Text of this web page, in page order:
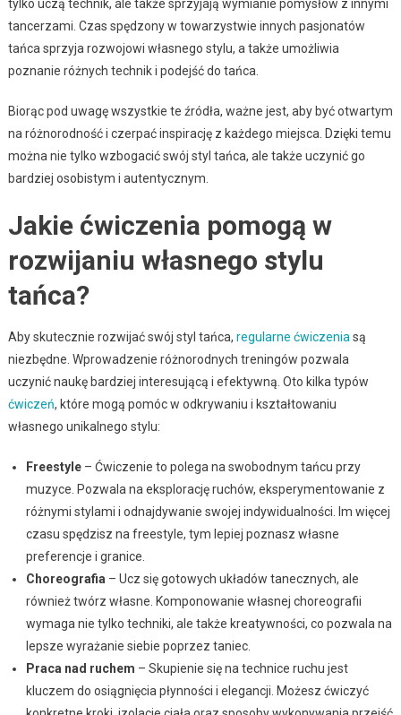
tylko uczą technik, ale także sprzyjają wymianie pomysłów z innymi
tancerzami. Czas spędzony w towarzystwie innych pasjonatów
tańca sprzyja rozwojowi własnego stylu, a także umożliwia
poznanie różnych technik i podejść do tańca.
Biorąc pod uwagę wszystkie te źródła, ważne jest, aby być otwartym
na różnorodność i czerpać inspirację z każdego miejsca. Dzięki temu
można nie tylko wzbogacić swój styl tańca, ale także uczynić go
bardziej osobistym i autentycznym.
Jakie ćwiczenia pomogą w
rozwijaniu własnego stylu
tańca?
Aby skutecznie rozwijać swój styl tańca, regularne ćwiczeniasą
niezbędne. Wprowadzenie różnorodnych treningów pozwala
uczynić naukę bardziej interesującą i efektywną. Oto kilka typów
ćwiczeń, które mogą pomóc w odkrywaniu i kształtowaniu
własnego unikalnego stylu:
Freestyle– Ćwiczenie to polega na swobodnym tańcu przy
muzyce. Pozwala na eksplorację ruchów, eksperymentowanie z
różnymi stylami i odnajdywanie swojej indywidualności. Im więcej
czasu spędzisz na freestyle, tym lepiej poznasz własne
preferencje i granice.
Choreografia– Ucz się gotowych układów tanecznych, ale
również twórz własne. Komponowanie własnej choreografii
wymaga nie tylko techniki, ale także kreatywności, co pozwala na
lepsze wyrażanie siebie poprzez taniec.
Praca nad ruchem – Skupienie się na technice ruchu jest
kluczem do osiągnięcia płynności i elegancji. Możesz ćwiczyć